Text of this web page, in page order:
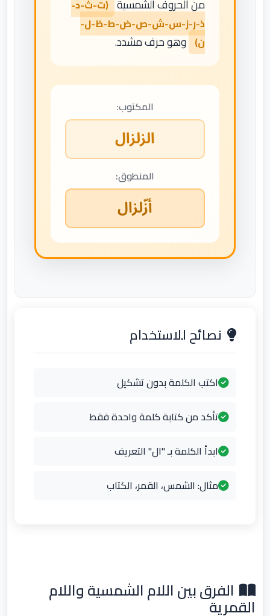
من الحروف الشمسية (ت-ث-د-
ذ-ر-ز-س-ش-ص-ض-ط-ظ-ل-
ن) وهو حرف مشدد.
المكتوب:
الزلزال
المنطوق:
أزّلزال
نصائح للاستخدام
اكتب الكلمة بدون تشكيل
تأكد من كتابة كلمة واحدة فقط
ابدأ الكلمة بـ "ال" التعريف
مثال: الشمس، القمر، الكتاب
الفرق بين اللام الشمسية واللام
القمرية